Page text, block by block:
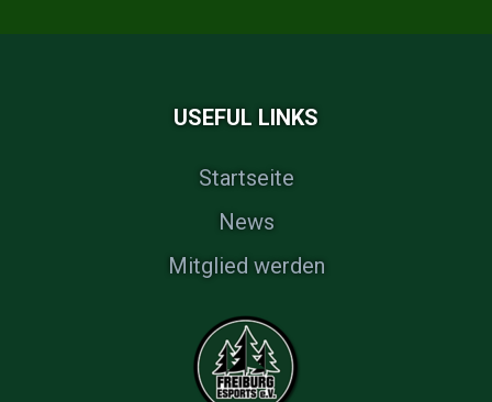
USEFUL LINKS
Startseite
News
Mitglied werden